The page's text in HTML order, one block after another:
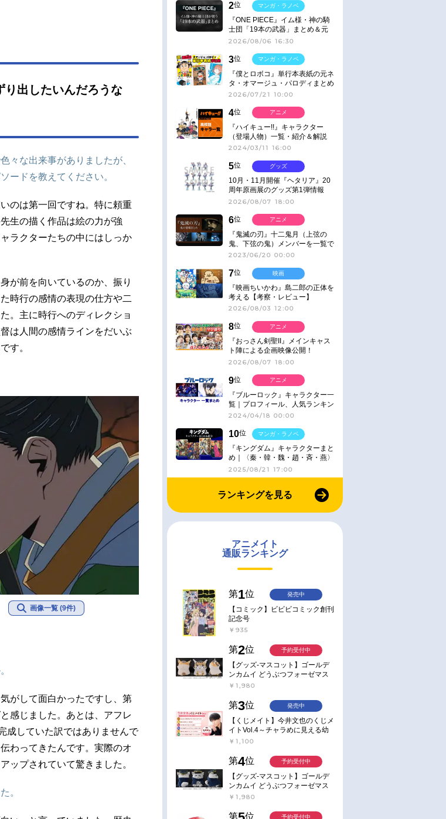
ました。風間玄蕃役・悠木
玄蕃を上手く扱えているの
人の役に立って評価される
り出したいんだろうな
な出来事がありましたが、
ードを教えてください。
のは第一回ですね。特に頼重
生の描く作品は絵の力が強
ラクターたちの中にはしっか
が前を向いているのか、振り
時行の感情の表現の仕方や二
。主に時行へのディレクショ
は人間の感情ラインをだいぶ
す。
画像一覧 (9件)
がして面白かったですし、第
感じました。あとは、アフレ
成していた訳ではありませんで
わってきたんです。実際のオ
ップされていて驚きました。
。
2位
『ONE PIECE』イム様・神の騎
士団「19本の武器」まとめ＆元
ネタ
2026/08/06 16:30
マンガ・ラノベ
3位
『僕とロボコ』単行本表紙の元ネ
タ・オマージュ・パロディまとめ
2026/07/21 10:00
マンガ・ラノベ
4位
『ハイキュー!!』キャラクター
（登場人物）一覧・紹介＆解説
2024/03/11 16:00
アニメ
5位
10月・11月開催『ヘタリア』20
周年原画展のグッズ第1弾情報
2026/08/07 18:00
グッズ
6位
『鬼滅の刃』十二鬼月（上弦の
鬼、下弦の鬼）メンバーを一覧で
紹介＆解説（登場鬼の情報まと
2023/06/20 00:00
アニメ
7位
『映画ちいかわ』島二郎の正体を
考える【考察・レビュー】
2026/08/03 12:00
映画
8位
『おっさん剣聖II』メインキャス
ト陣による企画映像公開！
2026/08/07 18:00
アニメ
9位
『ブルーロック』キャラクター一
覧｜プロフィール、人気ランキン
グ、キャラソン、診断など気にな
2024/04/18 00:00
アニメ
10位
『キングダム』キャラクターまと
め｜〈秦・韓・魏・趙・斉・燕〉
2025/08/21 17:00
マンガ・ラノベ
ランキングを見る
アニメイト
通販ランキング
第1位
【コミック】ビビビコミック創刊
記念号
￥935
発売中
第2位
【グッズ-マスコット】ゴールデ
ンカムイ どうぶつフォーゼマス
コット 4.尾形百之助【再販】
￥1,980
予約受付中
第3位
【くじメイト】今井文也のくじメ
イトVol.4～チャラめに見える幼
馴染、実は一途で独占欲が強いん
￥1,100
発売中
第4位
【グッズ-マスコット】ゴールデ
ンカムイ どうぶつフォーゼマス
コット 5.月島軍曹【再販】
￥1,980
予約受付中
第 位 予約受付中